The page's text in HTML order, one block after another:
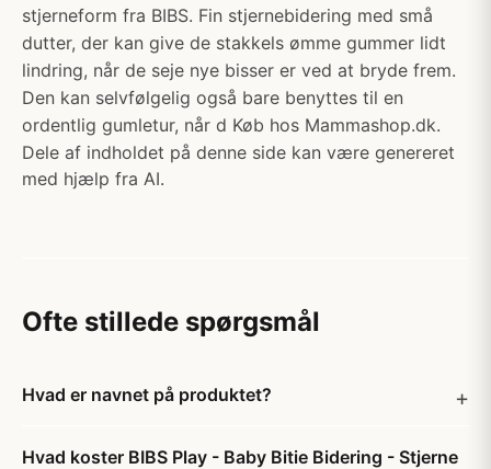
stjerneform fra BIBS. Fin stjernebidering med små
dutter, der kan give de stakkels ømme gummer lidt
lindring, når de seje nye bisser er ved at bryde frem.
Den kan selvfølgelig også bare benyttes til en
ordentlig gumletur, når d Køb hos Mammashop.dk.
Dele af indholdet på denne side kan være genereret
med hjælp fra AI.
Ofte stillede spørgsmål
Hvad er navnet på produktet?
Hvad koster BIBS Play - Baby Bitie Bidering - Stjerne